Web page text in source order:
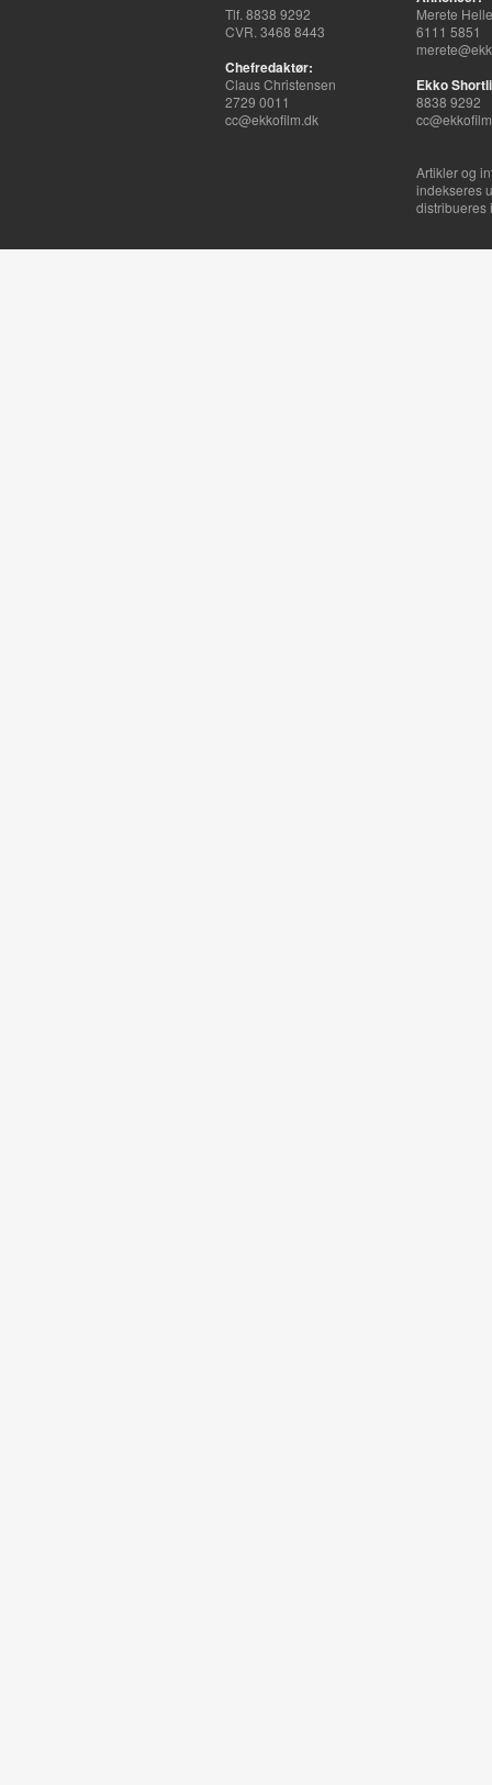
Tlf. 8838 9292
CVR. 3468 8443
Chefredaktør:
Claus Christensen
2729 0011
cc@ekkofilm.dk
Merete
6111 5851
Ekko
8838 9292
Artikler og
indekseres
distribueres